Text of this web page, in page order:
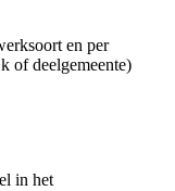
en per
of deelgemeente)
in het